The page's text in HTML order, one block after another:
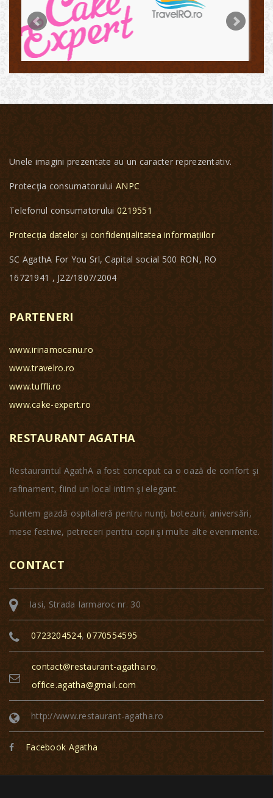
Unele imagini prezentate au un caracter reprezentativ.
Protecţia consumatorului ANPC
Telefonul consumatorului 0219551
Protecția datelor și confidențialitatea informațiilor
SC AgathA For You Srl, Capital social 500 RON, RO
16721941 , J22/1807/2004
PARTENERI
www.irinamocanu.ro
www.travelro.ro
www.tuffli.ro
www.cake-expert.ro
RESTAURANT AGATHA
Restaurantul AgathA a fost conceput ca o oază de confort şi
rafinament, fiind un local intim şi elegant.
Suntem gazdă ospitalieră pentru nunţi, botezuri, aniversări,
mese festive, petreceri pentru copii şi multe alte evenimente.
CONTACT
Iasi, Strada Iarmaroc nr. 30
0723204524,0770554595
contact@restaurant-agatha.ro,
office.agatha@gmail.com
http://www.restaurant-agatha.ro
Facebook Agatha